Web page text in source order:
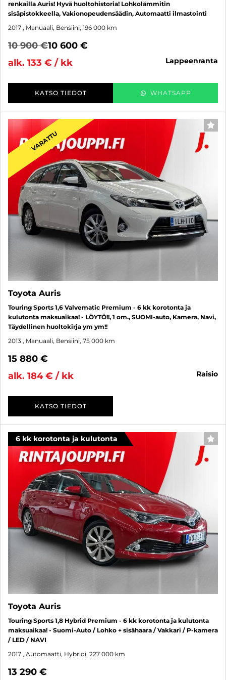
renkailla Auris! Hyvä huoltohistoria! Lohkolämmitin
sisäpistokkeella, Vakionopeudensäädin, Automaatti ilmastointi
2017 , Manuaali, Bensiini, 196 000 km
10 900 €10 600 €
alk. 133 € / kk
lappeenranta
KATSO TIEDOT WHATSAPP
VARATTU
Toyota Auris
Touring Sports 1,6 Valvematic Premium - 6 kk korotonta ja
kulutonta maksuaikaa! - LÖYTÖ!!, 1 om., SUOMI-auto, Kamera, Navi,
Täydellinen huoltokirja ym ym!!
2013 , Manuaali, Bensiini, 75 000 km
15 880 €
alk. 184 € / kk
raisio
KATSO TIEDOT
6 kk korotonta ja kulutonta
Toyota Auris
Touring Sports 1,8 Hybrid Premium - 6 kk korotonta ja kulutonta
maksuaikaa! - Suomi-Auto / Lohko + sisähaara / Vakkari / P-kamera
/ LED / NAVI
2017 , Automaatti, Hybridi, 227 000 km
13 290 €